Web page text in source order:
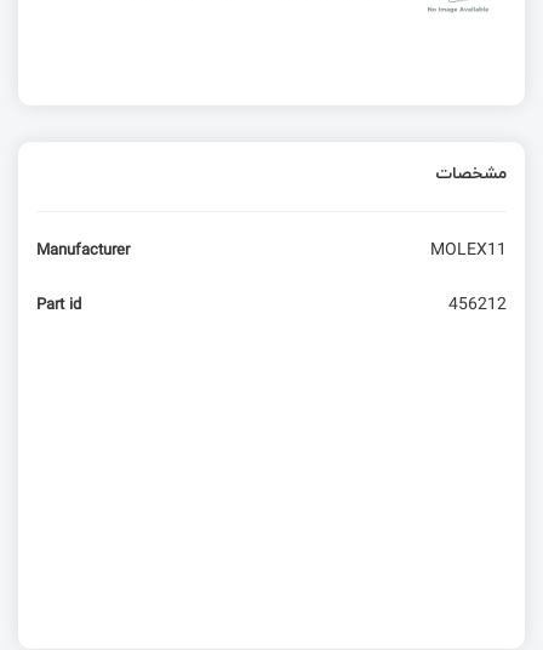
مشخصات
Manufacturer MOLEX11
Part id 456212